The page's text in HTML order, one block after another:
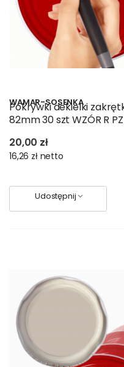
WAMAR-SOSENKA
Pokrywki dekielki
82mm 30 szt WZÓR R
20,00 zł
16,26 zł netto
Udostępnij